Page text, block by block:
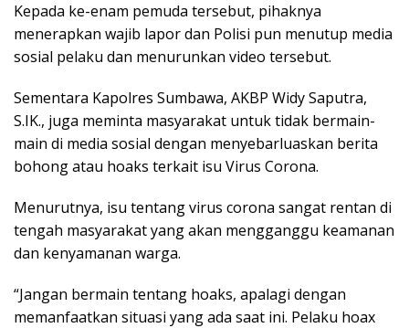
Kepada ke-enam pemuda tersebut, pihaknya
menerapkan wajib lapor dan Polisi pun menutup media
sosial pelaku dan menurunkan video tersebut.
Sementara Kapolres Sumbawa, AKBP Widy Saputra,
S.IK., juga meminta masyarakat untuk tidak bermain-
main di media sosial dengan menyebarluaskan berita
bohong atau hoaks terkait isu Virus Corona.
Menurutnya, isu tentang virus corona sangat rentan di
tengah masyarakat yang akan mengganggu keamanan
dan kenyamanan warga.
“Jangan bermain tentang hoaks, apalagi dengan
memanfaatkan situasi yang ada saat ini. Pelaku hoax